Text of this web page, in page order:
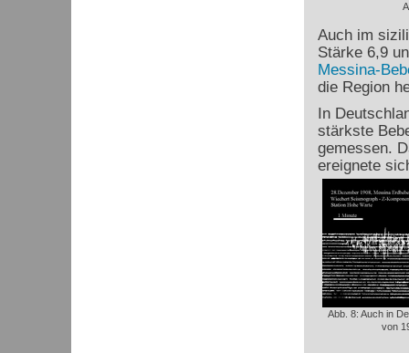
Auch im
Stärke 6,9
Messina-
die Region
In
stärkste
gemessen.
ereignete
Abb. 8: Auch in
von